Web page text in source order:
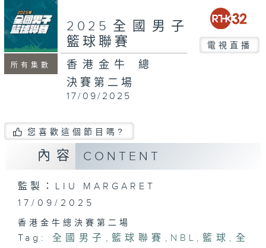
19
minutes,
10
seconds
所有集數
2025全國男子
籃球聯賽
電視直播
香港金牛 總
決賽第二場
17/09/2025
您喜歡這個節目嗎?
內容 CONTENT
監製：LIU MARGARET
17/09/2025
香港金牛總決賽第二場
Tag: 全國男子 , 籃球聯賽 , NBL , 籃球 , 全